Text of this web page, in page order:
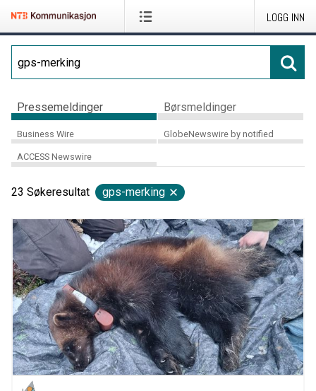
LOGG INN
Pressemeldinger Børsmeldinger
Business Wire GlobeNewswire by notified
ACCESS Newswire
23 Søkeresultat gps-merking